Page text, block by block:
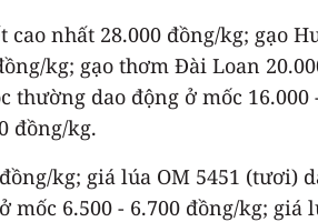
nhất 28.000 đồng/kg; gạo
kg; gạo thơm Đài Loan
thường dao động ở mốc
đồng/kg.
kg; giá lúa OM 5451 (tươi)
mốc 6.500 - 6.700 đồng/kg;